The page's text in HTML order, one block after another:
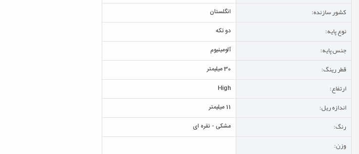
کشور سازنده: انگلستان
نوع پایه: دو تکه
جنس پایه: آلومینیوم
قطر رینگ: 30 میلیمتر
ارتفاع: High
اندازه ریل: 11 میلیمتر
رنگ: مشکی - نقره ای
وزن: